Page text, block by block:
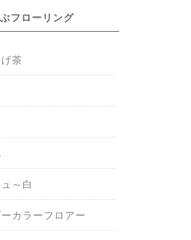
フローリング
茶
～白
カラーフロアー